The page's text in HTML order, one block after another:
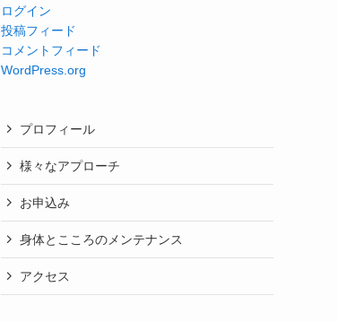
ログイン
投稿フィード
コメントフィード
WordPress.org
プロフィール
様々なアプローチ
お申込み
身体とこころのメンテナンス
アクセス